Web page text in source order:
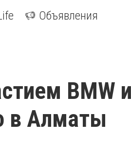
Объявления
BMW и
в Алматы